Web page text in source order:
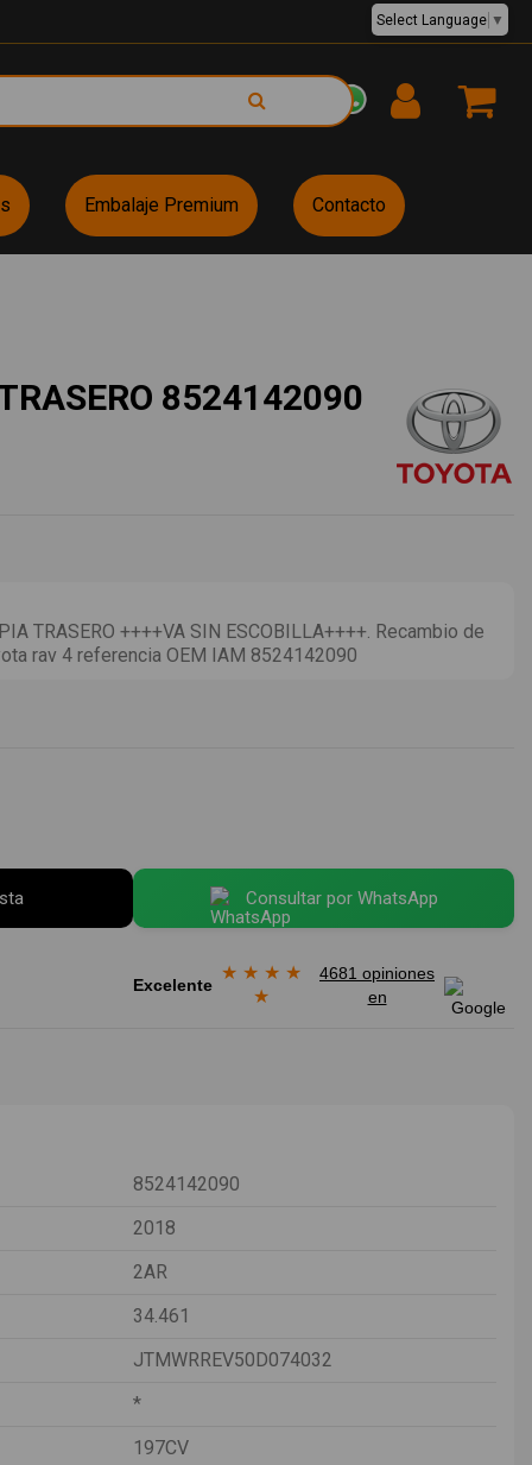
EUR €
Select Language ▼
Embalaje Premium Contacto
8524142090
TRASERO ++++VA SIN ESCOBILLA++++. Recambio de
rav 4 referencia OEM IAM 8524142090
Consultar por WhatsApp
Excelente
★ ★ ★ ★
★
4681 opiniones
en
8524142090
2018
2AR
34.461
JTMWRREV50D074032
*
197CV